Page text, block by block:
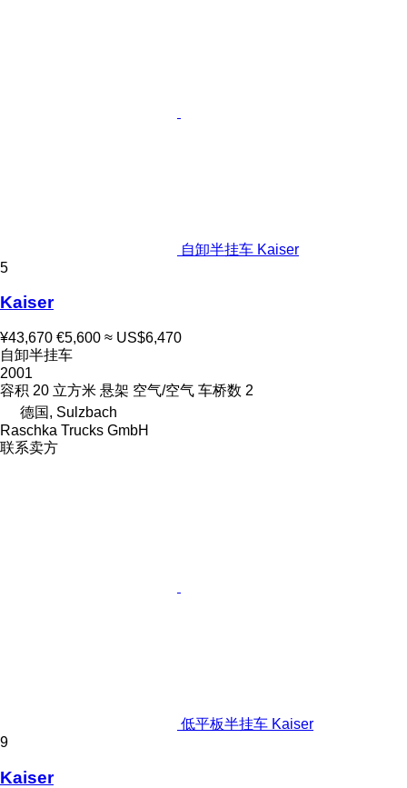
自卸半挂车 Kaiser
5
Kaiser
¥43,670 €5,600 ≈ US$6,470
自卸半挂车
2001
容积 20 立方米 悬架 空气/空气 车桥数 2
德国, Sulzbach
Raschka Trucks GmbH
联系卖方
低平板半挂车 Kaiser
9
Kaiser